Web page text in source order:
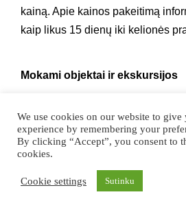
kainą. Apie kainos pakeitimą
kaip likus 15 dienų iki kelionės
Mokami objektai ir ekskursijos
Mokami objektai bei ekskursijos
(*) kiekvienos kelionės aprašyme
suma reikalinga turėti
gali keistis, nes nuo kelionės
kelionės pradžios mokamų
We use cookies on our website to
experience by remembering your
By clicking “Accept”, you consent to
cookies.
Cookie settings Sutinku